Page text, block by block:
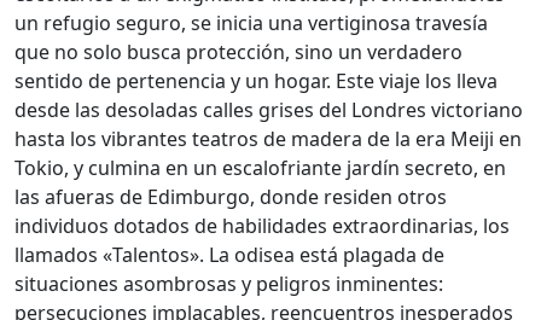
un refugio seguro, se inicia una vertiginosa travesía
que no solo busca protección, sino un verdadero
sentido de pertenencia y un hogar. Este viaje los lleva
desde las desoladas calles grises del Londres victoriano
hasta los vibrantes teatros de madera de la era Meiji en
Tokio, y culmina en un escalofriante jardín secreto, en
las afueras de Edimburgo, donde residen otros
individuos dotados de habilidades extraordinarias, los
llamados «Talentos». La odisea está plagada de
situaciones asombrosas y peligros inminentes:
persecuciones implacables, reencuentros inesperados